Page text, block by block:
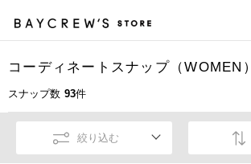
コーディネートスナップ（WOMEN）
スナップ数 93件
絞り込む